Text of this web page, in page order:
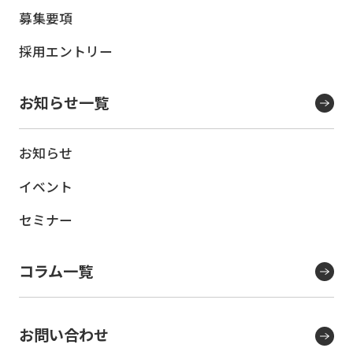
募集要項
採用エントリー
お知らせ一覧
お知らせ
イベント
セミナー
コラム一覧
お問い合わせ